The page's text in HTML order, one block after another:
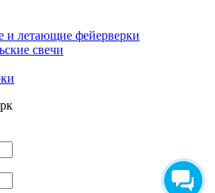
и летающие фейерверки
свечи